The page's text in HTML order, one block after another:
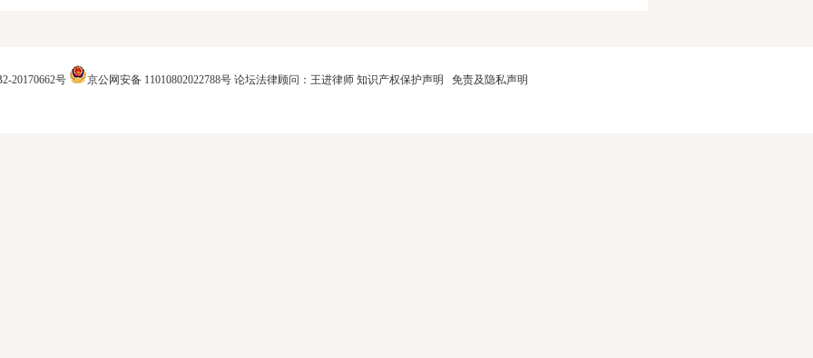
20170662号 京公网安备 11010802022788号 论坛法律顾问：王进律师 知识产权保护声明 免责及隐私声明